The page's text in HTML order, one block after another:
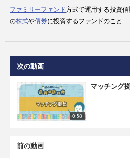
ファミリーファンド方式で運用する投資
の株式や債券に投資するファンドのこと
次の動画
0:58
マッチング
前の動画